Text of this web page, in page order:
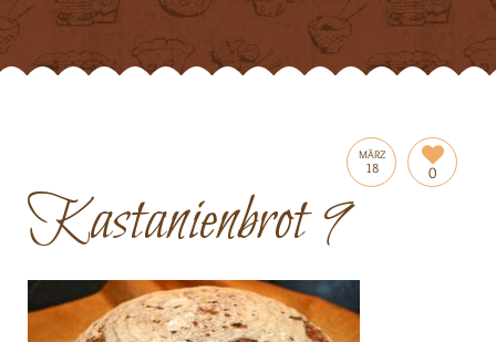
MÄRZ
18 0
Kastanienbrot 9